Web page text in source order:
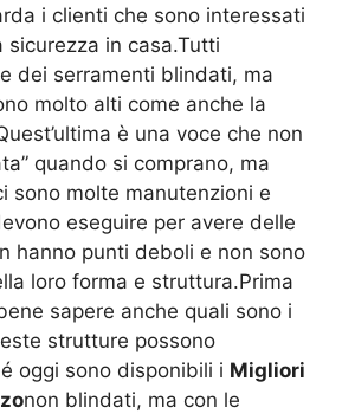
i clienti che sono interessati
sicurezza in casa.Tutti
dei serramenti blindati, ma
molto alti come anche la
è una voce che non
quando si comprano, ma
sono molte manutenzioni e
eseguire per avere delle
hanno punti deboli e non sono
loro forma e struttura.Prima
sapere anche quali sono i
strutture possono
oggi sono disponibili i Migliori
non blindati, ma con le